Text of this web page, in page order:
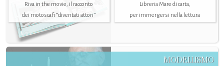
Riva in the movie, il racconto
dei motoscafi “diventati attori”
Libreria Mare di carta,
per immergersi nella lettura
MODELLISMO